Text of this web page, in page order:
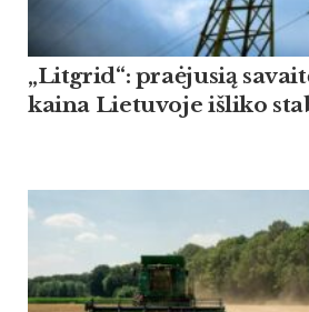
„Litgrid“: praėjusią
kaina Lietuvoje išliko